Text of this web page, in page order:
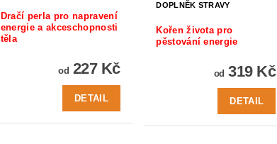
Dračí perla pro napravení
energie a akceschopnosti
těla
od 227 Kč
DETAIL
DOPLNĚK STRAVY
Kořen života pro
pěstování energie
od 319 Kč
DETAIL